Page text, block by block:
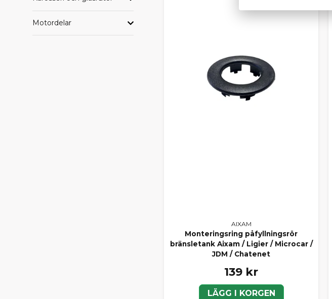
Motordelar
AIXAM
Monteringsring påfyllningsrör
bränsletank Aixam / Ligier / Microcar /
JDM / Chatenet
139 kr
LÄGG I KORGEN